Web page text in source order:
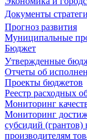
Документы
Прогноз развития
Муниципальные
Бюджет
Утвержденные
Отчеты об
Проекты бюджетов
Реестр расходных
Мониторинг
Мониторинг
субсидий
производителям